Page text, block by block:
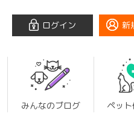
ログイン 新
みんなのブログ ペッ